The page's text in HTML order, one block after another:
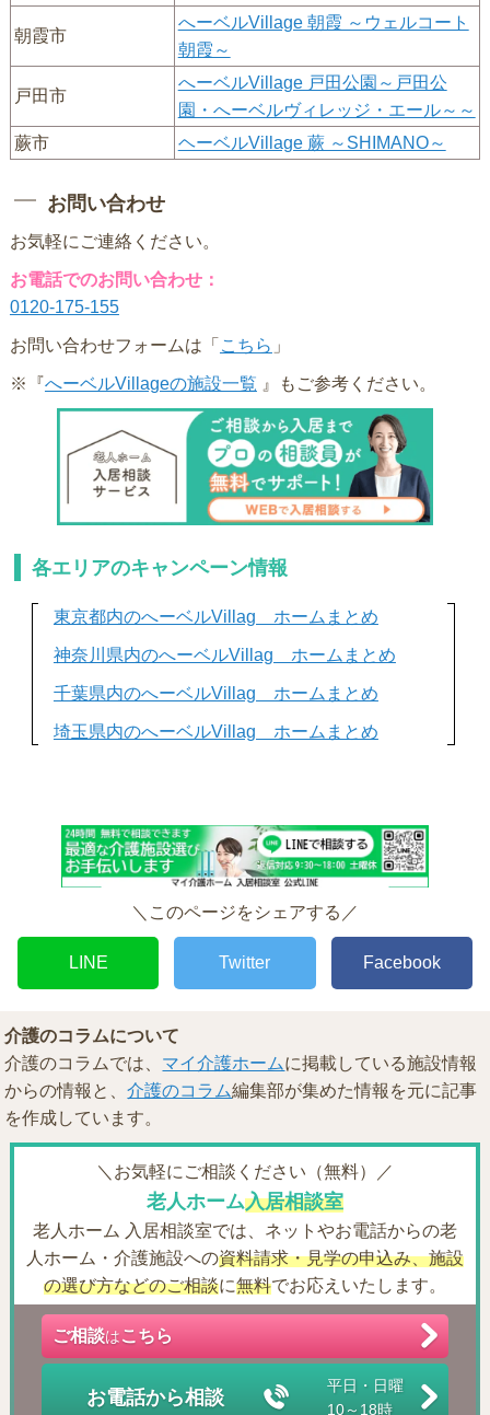
朝霞市
へーベルVillage 朝霞 ～ウェルコート
朝霞～
戸田市
へーベルVillage 戸田公園～戸田公
園・へーベルヴィレッジ・エール～～
蕨市
ヘーベルVillage 蕨 ～SHIMANO～
お問い合わせ
お気軽にご連絡ください。
お電話でのお問い合わせ：
0120-175-155
お問い合わせフォームは「 こちら 」
※『へーベルVillageの施設一覧 』もご参考ください。
各エリアのキャンペーン情報
東京都内のへーベルVillag ホームまとめ
神奈川県内のへーベルVillag ホームまとめ
千葉県内のへーベルVillag ホームまとめ
埼玉県内のへーベルVillag ホームまとめ
＼このページをシェアする／
LINE Twitter Facebook
介護のコラムについて
介護のコラムでは、 マイ介護ホームに掲載している施設情報
からの情報と、介護のコラム編集部が集めた情報を元に記事
を作成しています。
＼お気軽にご相談ください（無料）／
老人ホーム入居相談室
老人ホーム 入居相談室では、ネットやお電話からの老
人ホーム・介護施設への資料請求・見学の申込み、施設
の選び方などのご相談に無料でお応えいたします。
ご相談はこちら
お電話から相談
平日・日曜
10～18時